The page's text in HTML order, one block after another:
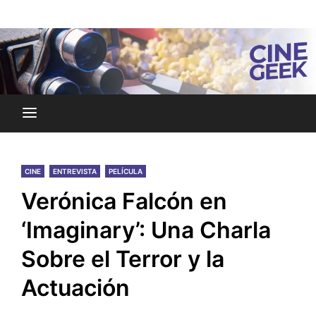
to
contentCine Geek
CINE ENTREVISTA PELÍCULA
Verónica Falcón en
‘Imaginary’: Una Charla
Sobre el Terror y la
Actuación